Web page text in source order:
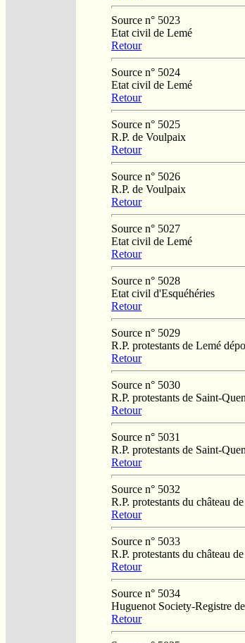
Source n° 5023
Etat civil de Lemé
Retour
Source n° 5024
Etat civil de Lemé
Retour
Source n° 5025
R.P. de Voulpaix
Retour
Source n° 5026
R.P. de Voulpaix
Retour
Source n° 5027
Etat civil de Lemé
Retour
Source n° 5028
Etat civil d'Esquéhéries
Retour
Source n° 5029
R.P. protestants de Lemé
Retour
Source n° 5030
R.P. protestants de Saint-
Retour
Source n° 5031
R.P. protestants de Saint-
Retour
Source n° 5032
R.P. protestants du château
Retour
Source n° 5033
R.P. protestants du château
Retour
Source n° 5034
Huguenot Society-Registre
Retour